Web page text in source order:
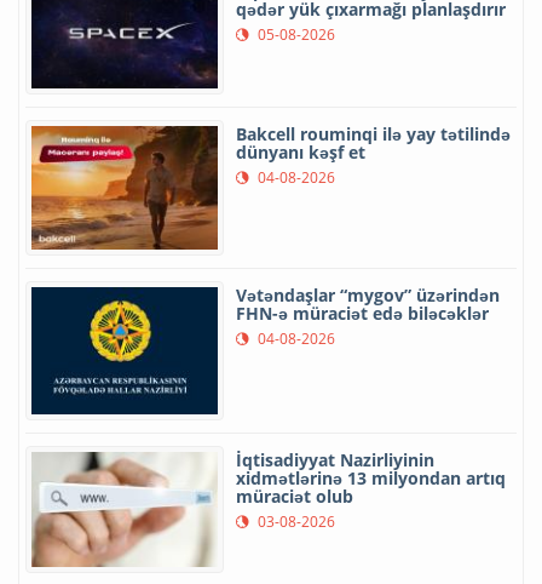
qədər yük çıxarmağı planlaşdırır
05-08-2026
Bakcell rouminqi ilə yay tətilində
dünyanı kəşf et
04-08-2026
Vətəndaşlar “mygov” üzərindən
FHN-ə müraciət edə biləcəklər
04-08-2026
İqtisadiyyat Nazirliyinin
xidmətlərinə 13 milyondan artıq
müraciət olub
03-08-2026